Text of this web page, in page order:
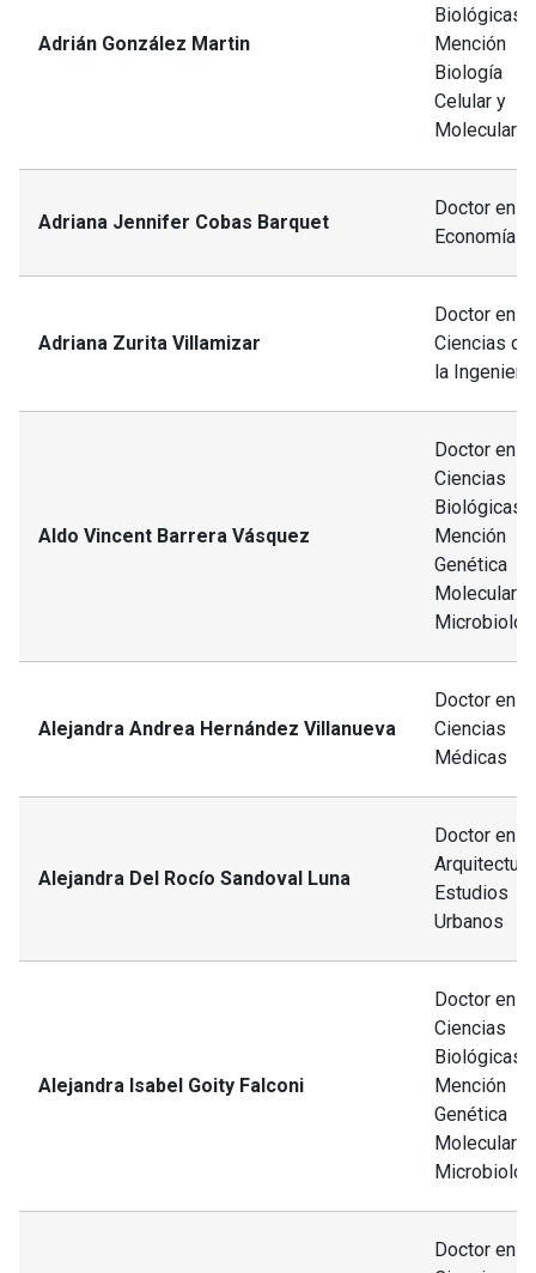
Adrián González Martin
Biológicas,
Mención
Biología
Celular y
Molecular
Adriana Jennifer Cobas Barquet
Doctor en
Economía
Adriana Zurita Villamizar
Doctor en
Ciencias de
la Ingeniería
Aldo Vincent Barrera Vásquez
Doctor en
Ciencias
Biológicas,
Mención
Genética
Molecular y
Alejandra Andrea Hernández Villanueva
Doctor en
Ciencias
Médicas
Alejandra Del Rocío Sandoval Luna
Doctor en
Estudios
Urbanos
Alejandra Isabel Goity Falconi
Doctor en
Ciencias
Biológicas,
Mención
Genética
Molecular y
Doctor en